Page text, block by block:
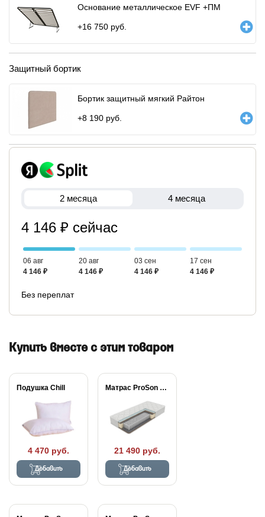
Основание металлическое EVF +ПМ
+16 750 руб.
Защитный бортик
Бортик защитный мягкий Райтон
+8 190 руб.
2 месяца 4 месяца
4 146 ₽ сейчас
06 авг
4 146 ₽
20 авг
4 146 ₽
03 сен
4 146 ₽
17 сен
4 146 ₽
Без переплат
Купить вместе с этим товаром
Подушка Chill
4 470 руб.
Добавить
Матрас ProSon Active...
21 490 руб.
Добавить